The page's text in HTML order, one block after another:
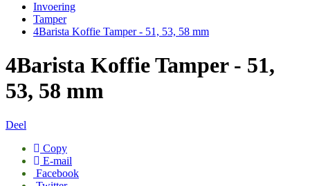
Invoering
Tamper
4Barista Koffie Tamper - 51, 53, 58 mm
4Barista Koffie Tamper - 51,
53, 58 mm
Deel
Copy
E-mail
Facebook